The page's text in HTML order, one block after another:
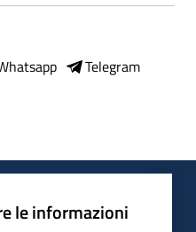
Telegram
le informazioni